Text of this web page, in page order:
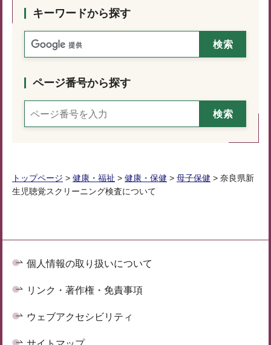
キーワードから探す
ページ番号から探す
トップページ > 健康・福祉 > 健康・保健 > 母子保健 > 奈良県新
生児聴覚スクリーニング検査について
個人情報の取り扱いについて
リンク・著作権・免責事項
ウェブアクセシビリティ